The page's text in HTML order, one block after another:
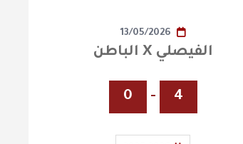
13/05/2026
الفيصلي X الباطن
4
-
0